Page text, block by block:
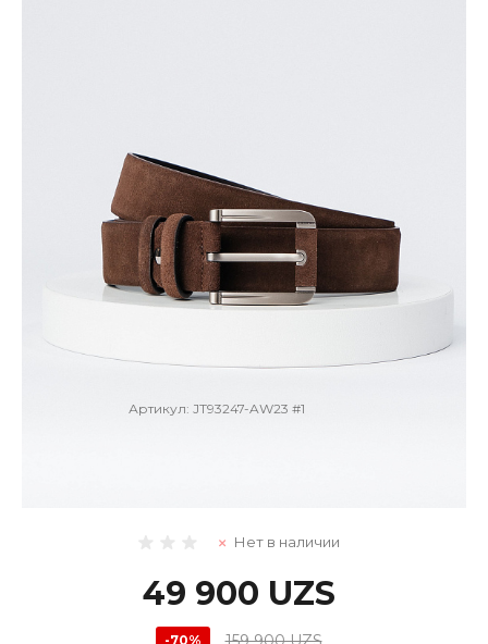
Артикул: JT93247-AW23 #1
Нет в наличии
49 900 UZS
-70%